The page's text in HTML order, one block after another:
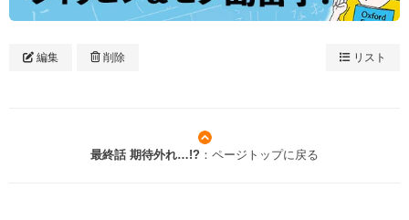
編集 削除 リスト
最終話 期待外れ…!? ：ページトップに戻る